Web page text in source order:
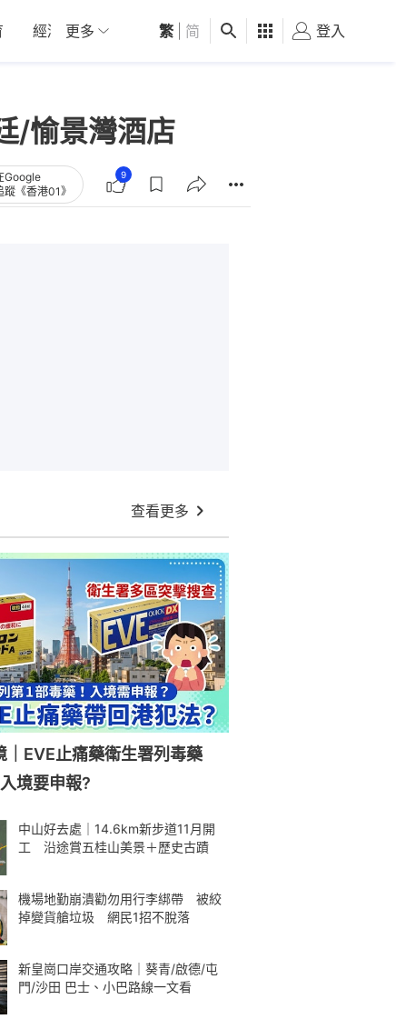
經濟 01深圳 觀點 健康 好食玩飛
更多 繁 简 登入
/愉景灣酒店
Google
蹤《香港01》
9
查看更多
｜EVE止痛藥衛生署列毒藥
境要申報?
中山好去處｜14.6km新步道11月開
工 沿途賞五桂山美景＋歷史古蹟
機場地勤崩潰勸勿用行李綁帶 被絞
掉變貨艙垃圾 網民1招不脫落
新皇崗口岸交通攻略｜葵青/啟德/屯
門/沙田 巴士、小巴路線一文看